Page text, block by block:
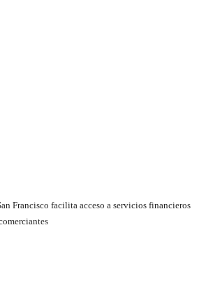
Francisco facilita acceso a servicios financieros